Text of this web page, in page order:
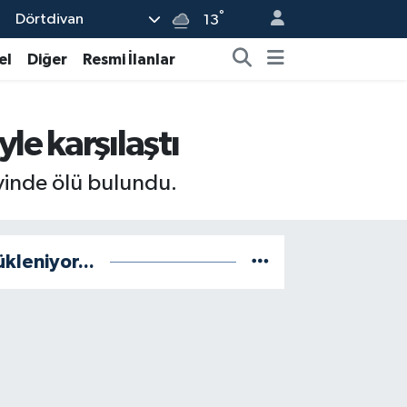
Dörtdivan 13°
Diğer Resmi İlanlar
karşılaştı
ölü bulundu.